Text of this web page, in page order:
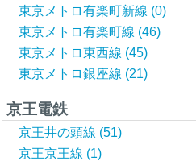
東京メトロ有楽町新線 (0)
東京メトロ有楽町線 (46)
東京メトロ東西線 (45)
東京メトロ銀座線 (21)
京王電鉄
京王井の頭線 (51)
京王京王線 (1)